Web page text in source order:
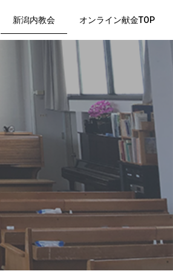
新潟内教会 オンライン献金TOP